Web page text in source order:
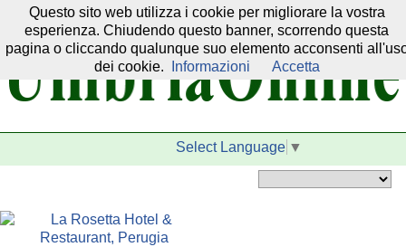
Il nostro network:
Select Language ▼
Questo sito web utilizza i cookie per migliorare la vostra
esperienza. Chiudendo questo banner, scorrendo questa
pagina o cliccando qualunque suo elemento acconsenti
dei cookie.
Informazioni Accetta